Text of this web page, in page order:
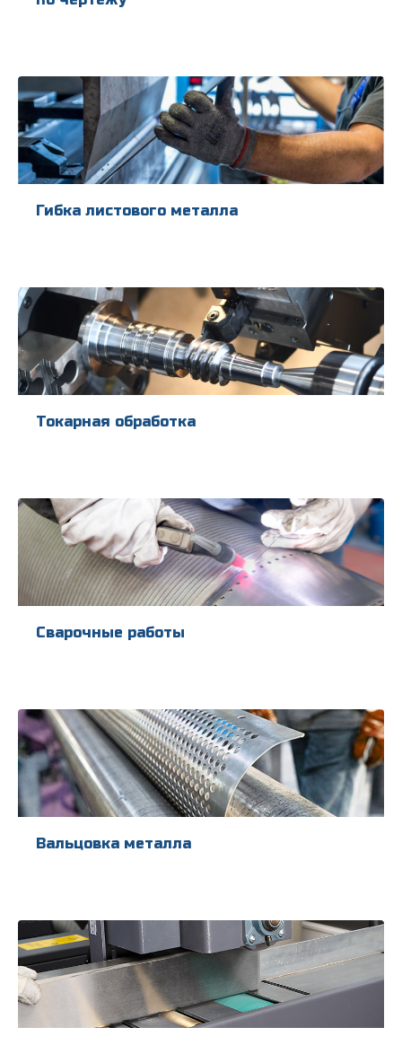
Гибка листового металла
Токарная обработка
Сварочные работы
Вальцовка металла